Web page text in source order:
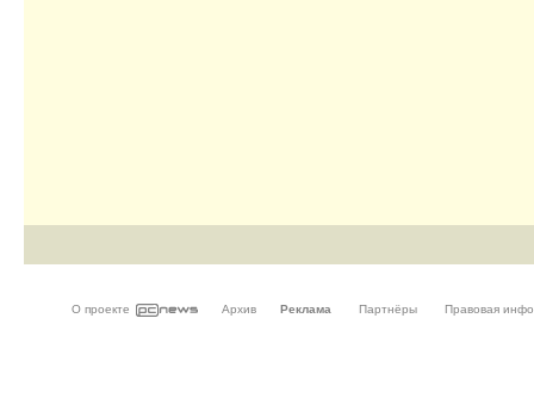
О проекте Архив Реклама Партнёры Правовая